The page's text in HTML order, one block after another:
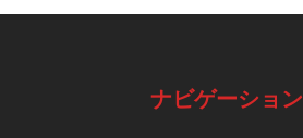
ナビゲーション